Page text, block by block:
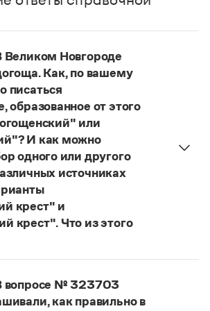
как государственного
и пунктуации
теоретический курс
трудностей
непростые слова
русском языке
имён
орфографии и пунктуации
Новгороде
Как, по вашему
писаться
образованное от этого
или
И как можно
одного или другого
источниках
крест" и
крест". Что из этого
правило:
названий на -а(-я), пишется
Правильно:Людогоща—
вопросе № 323703
как правильно в